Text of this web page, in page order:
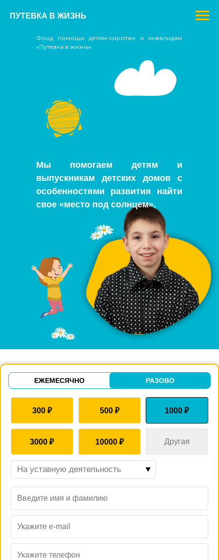
ПУТЕВКА В ЖИЗНЬ
Мы помогаем детям и
выпускникам детских домов с
особенностями развития найти
свое «место под солнцем».
Фонд помощи детям-сиротам и инвалидам
«Путевка в жизнь»
ЕЖЕМЕСЯЧНО РАЗОВО
300 ₽ 500 ₽ 1000₽
3000₽ 10000 ₽